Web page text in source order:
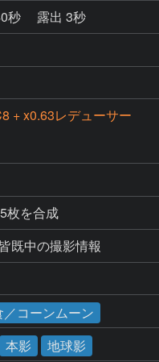
秒
露出 3秒
+ x0.63レデューサー
枚を合成
既中の撮影情報
コーンムーン
本影 地球影